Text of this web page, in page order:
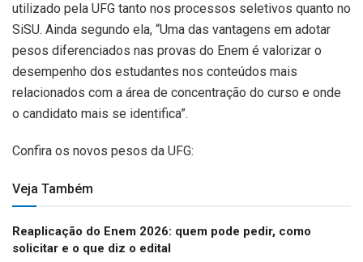
utilizado pela UFG tanto nos processos seletivos quanto no
SiSU. Ainda segundo ela, “Uma das vantagens em adotar
pesos diferenciados nas provas do Enem é valorizar o
desempenho dos estudantes nos conteúdos mais
relacionados com a área de concentração do curso e onde
o candidato mais se identifica”.
Confira os novos pesos da UFG:
Veja Também
Reaplicação do Enem 2026: quem pode pedir, como
solicitar e o que diz o edital